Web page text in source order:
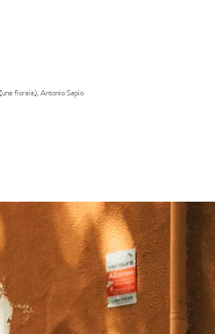
fioraia), Antonio Sapio